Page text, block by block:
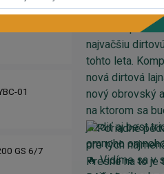
01
GS 6/7